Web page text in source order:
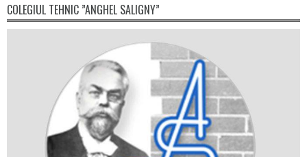
COLEGIUL TEHNIC ”ANGHEL SALIGNY”